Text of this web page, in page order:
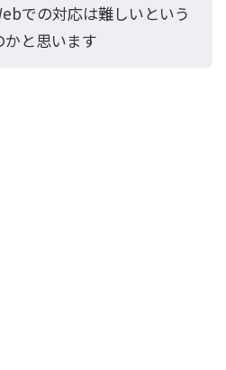
での対応は難しいという
かと思います